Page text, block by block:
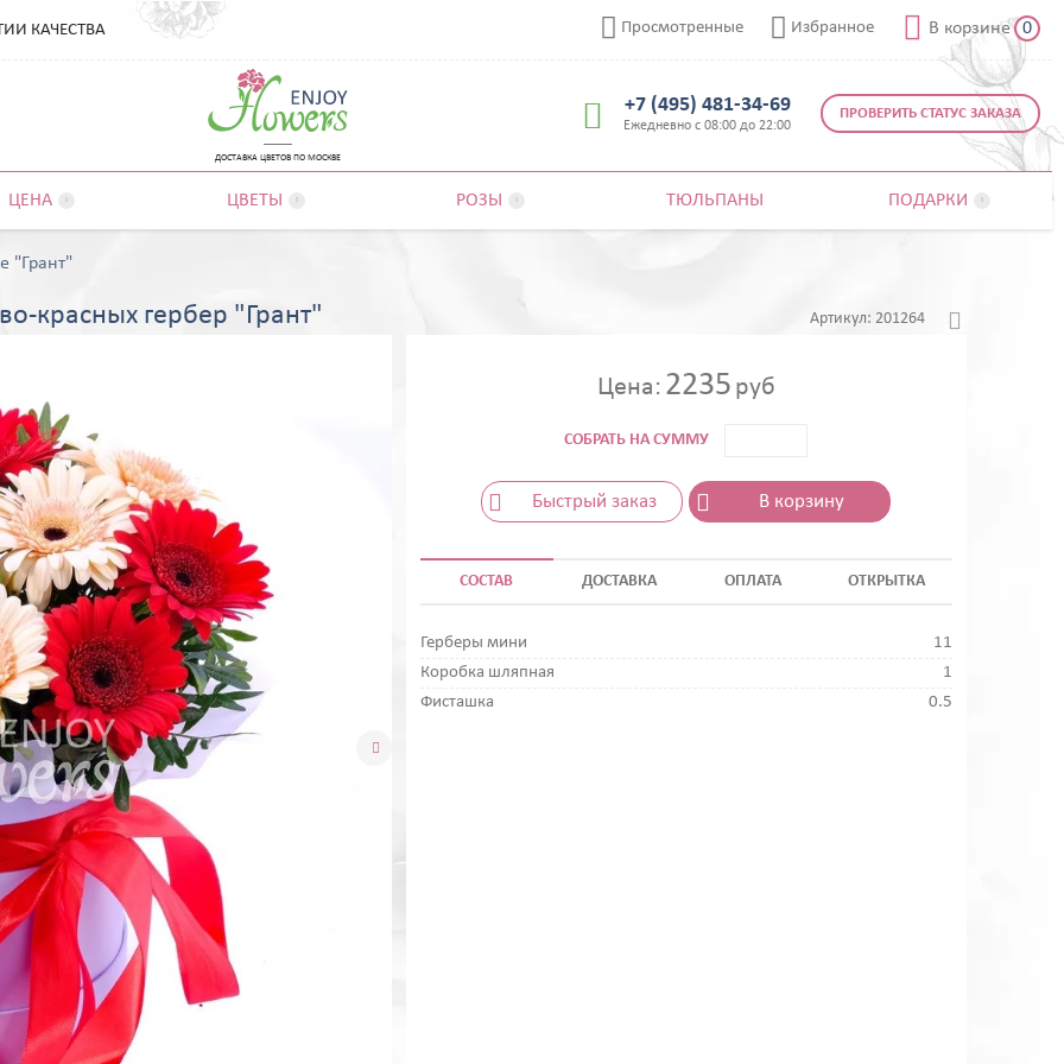
ДОСТАВКА ЦВЕТОВ ПО МОСКВЕ
 +7 (495) 481-34-69
Ежедневно с 08:00 до 22:00
 Просмотренные  Избранное  В корзине 0
ПРОВЕРИТЬ СТАТУС ЗАКАЗА
КАЧЕСТВА
ЦЕНА ЦВЕТЫ РОЗЫ ТЮЛЬПАНЫ ПОДАРКИ
"Грант"
красных гербер "Грант" Артикул: 201264

Цена: 2235 руб
СОБРАТЬ НА СУММУ
Быстрый заказ В корзину
СОСТАВ ДОСТАВКА ОПЛАТА ОТКРЫТКА
Герберы мини
11
Коробка шляпная
1
Фисташка
0.5
